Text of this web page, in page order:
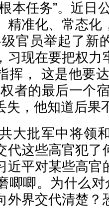
本任务”。近日
精准化、常态化
官员举起了新
习现在要把权力
挥， 这是他要
者的最后一个
失，他知道后果
大批军中将领
代这些高官犯了
近平对某些高官
唧唧。为什么对
外界交代清楚？